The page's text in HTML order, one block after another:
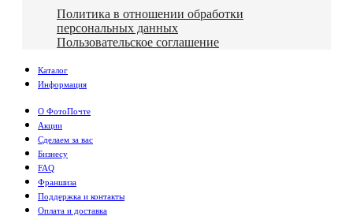
Политика в отношении обработки
персональных данных
Пользовательское соглашение
Каталог
Информация
О ФотоПочте
Акции
Сделаем за вас
Бизнесу
FAQ
Франшиза
Поддержка и контакты
Оплата и доставка